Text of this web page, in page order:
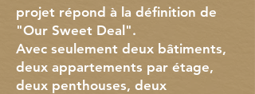
projet répond à la définition de
"Our Sweet Deal".
Avec seulement deux bâtiments,
deux appartements par étage,
deux penthouses, deux